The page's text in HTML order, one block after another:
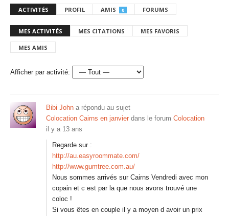
ACTIVITÉS PROFIL AMIS 0 FORUMS
MES ACTIVITÉS MES CITATIONS MES FAVORIS
MES AMIS
Afficher par activité:
Bibi John a répondu au sujet
Colocation Cairns en janvier dans le forum Colocation
il y a 13 ans
Regarde sur :
http://au.easyroommate.com/
http://www.gumtree.com.au/
Nous sommes arrivés sur Cairns Vendredi avec mon
copain et c est par la que nous avons trouvé une
coloc !
Si vous êtes en couple il y a moyen d avoir un prix